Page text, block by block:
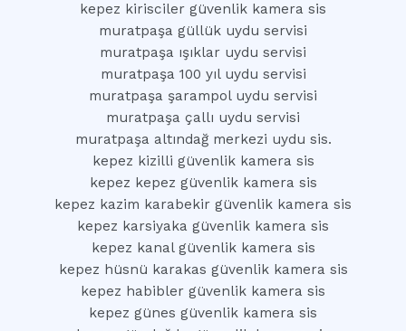
kepez kirisciler güvenlik kamera sis
muratpaşa güllük uydu servisi
muratpaşa ışıklar uydu servisi
muratpaşa 100 yıl uydu servisi
muratpaşa şarampol uydu servisi
muratpaşa çallı uydu servisi
muratpaşa altındağ merkezi uydu sis.
kepez kizilli güvenlik kamera sis
kepez kepez güvenlik kamera sis
kepez kazim karabekir güvenlik kamera sis
kepez karsiyaka güvenlik kamera sis
kepez kanal güvenlik kamera sis
kepez hüsnü karakas güvenlik kamera sis
kepez habibler güvenlik kamera sis
kepez günes güvenlik kamera sis